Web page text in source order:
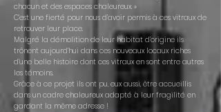
chacun et des espaces chaleureux. »
C’est une fierté pour nous d’avoir permis à ces vitraux de
retrouver leur place.
Malgré la démolition de leur habitat d’origine ils
trônent aujourd’hui dans ces nouveaux locaux riches
d’une belle histoire dont ces vitraux en sont entre autres
les témoins.
Grâce à ce projet ils ont pu, eux aussi, être accueillis
dans un cadre chaleureux adapté à leur fragilité en
gardant la même adresse !